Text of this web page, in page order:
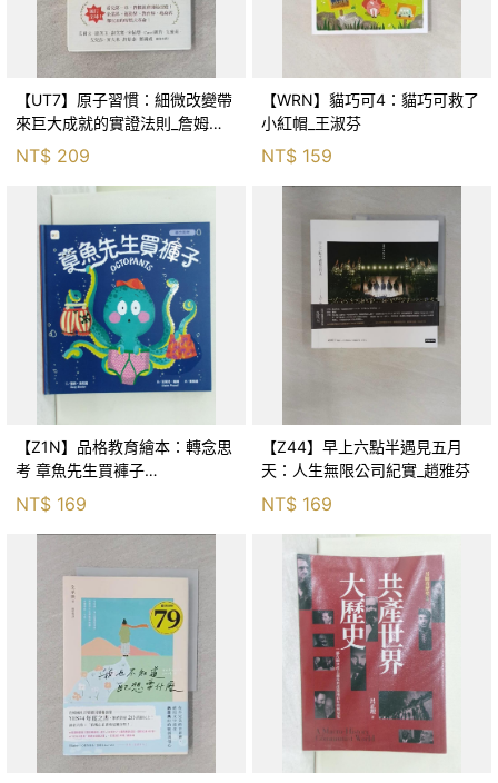
【UT7】原子習慣：細微改變帶
來巨大成就的實證法則_詹姆斯‧
克利爾, 蔡世偉
NT$ 209
【WRN】貓巧可4：貓巧可救了
小紅帽_王淑芬
NT$ 159
【Z1N】品格教育繪本：轉念思
考 章魚先生買褲子
(Octopants)_蘇西‧西尼爾, 黃筱
茵
NT$ 169
【Z44】早上六點半遇見五月
天：人生無限公司紀實_趙雅芬
NT$ 169